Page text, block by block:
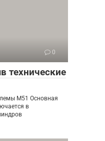
0
технические
M51 Основная
в